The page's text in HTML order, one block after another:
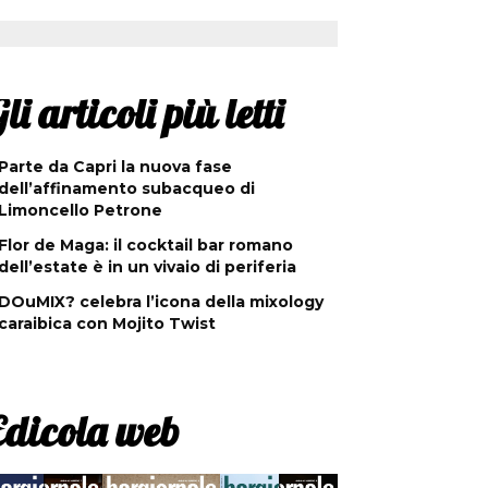
articoli più letti
da Capri la nuova fase
subacqueo di
Petrone
de Maga: il cocktail bar romano
è in un vivaio di periferia
celebra l’icona della mixology
con Mojito Twist
web